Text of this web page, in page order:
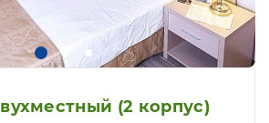
(2 корпус)